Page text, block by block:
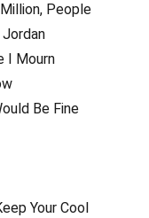
People
I Mourn
Be Fine
Your Cool